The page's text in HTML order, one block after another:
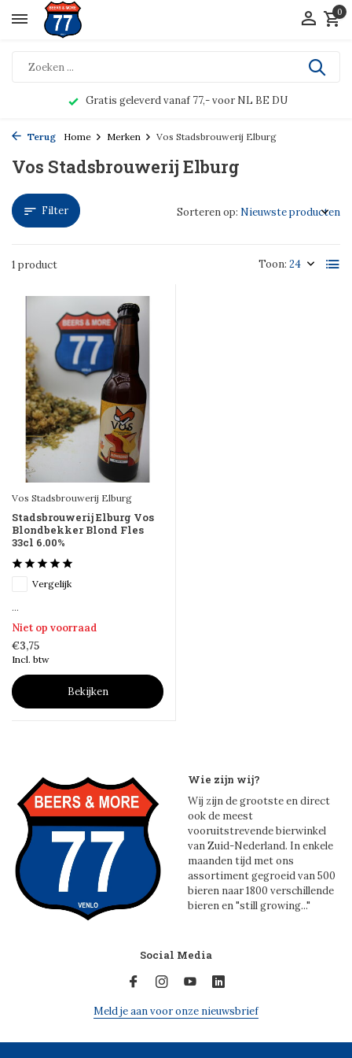
0
Gratis geleverd vanaf 77,- voor NL BE DU
Terug Home Merken Vos Stadsbrouwerij Elburg
Vos Stadsbrouwerij Elburg
Filter
1 product Toon:
Sorteren op:
Vos Stadsbrouwerij Elburg
Stadsbrouwerij Elburg Vos
Blondbekker Blond Fles
33cl 6.00%
Vergelijk
...
Niet op voorraad
€3,75
Incl. btw
Bekijken
Wie zijn wij?
Wij zijn de grootste en direct
ook de meest
vooruitstrevende bierwinkel
van Zuid-Nederland. In enkele
maanden tijd met ons
assortiment gegroeid van 500
bieren naar 1800 verschillende
bieren en "still growing..."
Social Media
Meld je aan voor onze nieuwsbrief